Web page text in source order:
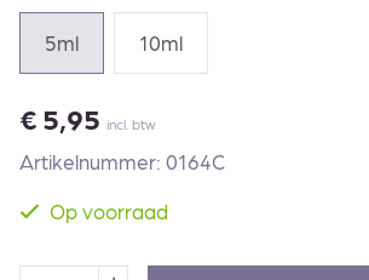
5ml 10ml
€ 5,95 incl. btw
Artikelnummer: 0164C
Op voorraad